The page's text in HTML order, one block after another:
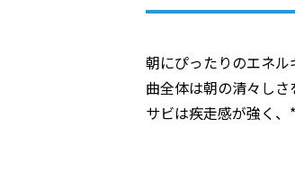
朝にぴったりのエネル
曲全体は朝の清々しさ
サビは疾走感が強く